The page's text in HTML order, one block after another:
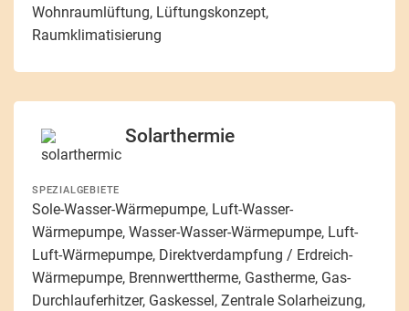
Wohnraumlüftung, Lüftungskonzept,
Raumklimatisierung
Solarthermie
SPEZIALGEBIETE
Sole-Wasser-Wärmepumpe, Luft-Wasser-
Wärmepumpe, Wasser-Wasser-Wärmepumpe, Luft-
Luft-Wärmepumpe, Direktverdampfung / Erdreich-
Wärmepumpe, Brennwerttherme, Gastherme, Gas-
Durchlauferhitzer, Gaskessel, Zentrale Solarheizung,